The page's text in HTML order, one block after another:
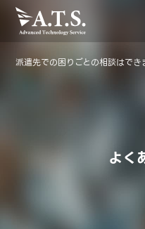
よく
派遣先での困りごとの相談はでき